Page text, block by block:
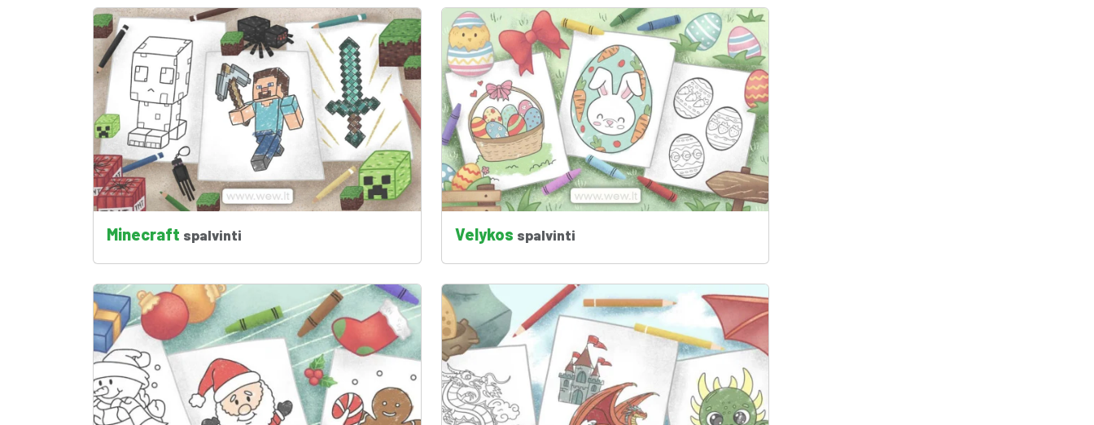
Minecraft spalvinti Velykos spalvinti